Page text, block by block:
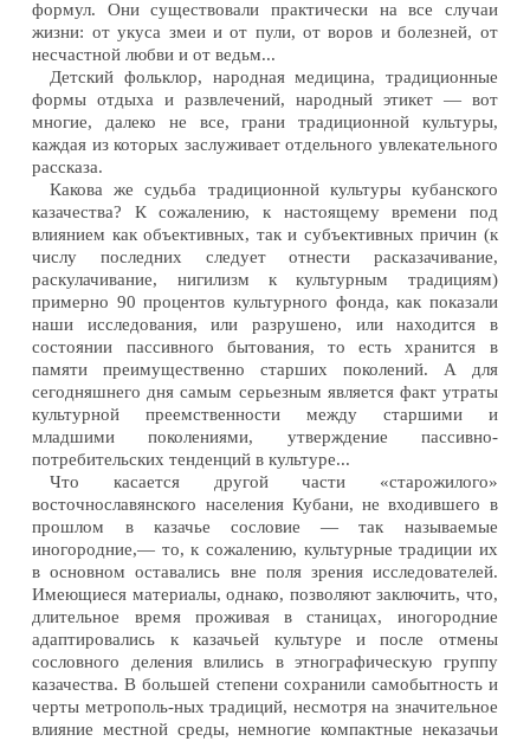
формул. Они существовали практически на все случаи
жизни: от укуса змеи и от пули, от воров и болезней, от
несчастной любви и от ведьм...
Детский фольклор, народная медицина, традиционные
формы отдыха и развлечений, народный этикет — вот
многие, далеко не все, грани традиционной культуры,
каждая из которых заслуживает отдельного увлекательного
рассказа.
Какова же судьба традиционной культуры кубанского
казачества? К сожалению, к настоящему времени под
влиянием как объективных, так и субъективных причин (к
числу последних следует отнести расказачивание,
раскулачивание, нигилизм к культурным традициям)
примерно 90 процентов культурного фонда, как показали
наши исследования, или разрушено, или находится в
состоянии пассивного бытования, то есть хранится в
памяти преимущественно старших поколений. А для
сегодняшнего дня самым серьезным является факт утраты
культурной преемственности между старшими и
младшими поколениями, утверждение пассивно-
потребительских тенденций в культуре...
Что касается другой части «старожилого»
восточнославянского населения Кубани, не входившего в
прошлом в казачье сословие — так называемые
иногородние,— то, к сожалению, культурные традиции их
в основном оставались вне поля зрения исследователей.
Имеющиеся материалы, однако, позволяют заключить, что,
длительное время проживая в станицах, иногородние
адаптировались к казачьей культуре и после отмены
сословного деления влились в этнографическую группу
казачества. В большей степени сохранили самобытность и
черты метрополь-ных традиций, несмотря на значительное
влияние местной среды, немногие компактные неказачьи